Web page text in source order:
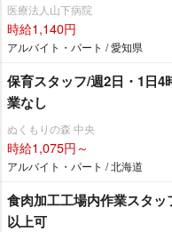
医療法人山下病院
時給1,140円
アルバイト・パート / 愛知県
保育スタッフ/週2日・1日
業なし
ぬくもりの森 中央
時給1,075円～
アルバイト・パート / 北海道
食肉加工工場内作業スタ
以上可